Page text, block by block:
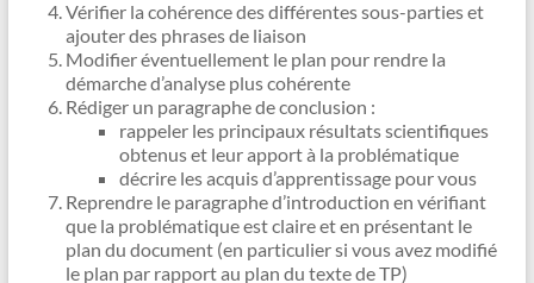
Vérifier la cohérence des différentes sous-parties et
ajouter des phrases de liaison
Modifier éventuellement le plan pour rendre la
démarche d’analyse plus cohérente
Rédiger un paragraphe de conclusion :
rappeler les principaux résultats scientifiques
obtenus et leur apport à la problématique
décrire les acquis d’apprentissage pour vous
Reprendre le paragraphe d’introduction en vérifiant
que la problématique est claire et en présentant le
plan du document (en particulier si vous avez modifié
le plan par rapport au plan du texte de TP)